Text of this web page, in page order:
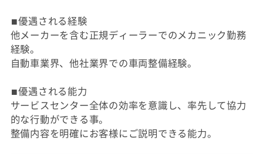
■優遇される経験
他メーカーを含む正規ディーラーでのメカニック勤務
経験。
自動車業界、他社業界での車両整備経験。
■優遇される能力
サービスセンター全体の効率を意識し、率先して協力
的な行動ができる事。
整備内容を明確にお客様にご説明できる能力。